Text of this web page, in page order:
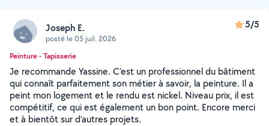
Joseph E.
posté le 05 juil. 2026
5/5
Peinture - Tapisserie
Je recommande Yassine. C’est un professionnel du bâtiment
qui connaît parfaitement son métier à savoir, la peinture. Il a
peint mon logement et le rendu est nickel. Niveau prix, il est
compétitif, ce qui est également un bon point. Encore merci
et à bientôt sur d’autres projets.